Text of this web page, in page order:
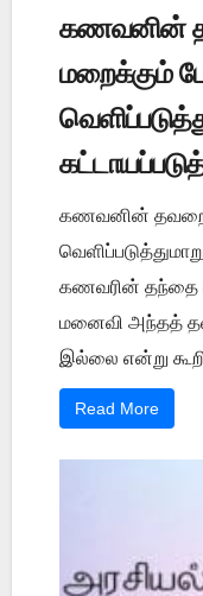
கணவனின்
மறைக்கும்
கணவனின் தவறை
கணவரின் தந்தை
மனைவி அந்தத்
இல்லை என்று
Read More